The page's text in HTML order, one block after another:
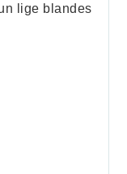
lige blandes